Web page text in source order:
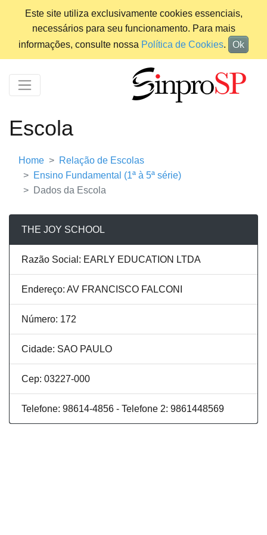
Este site utiliza exclusivamente cookies essenciais,
necessários para seu funcionamento. Para mais
informações, consulte nossa Política de Cookies. Ok
Escola
Home
Relação de Escolas
Ensino Fundamental (1ª à 5ª série)
Dados da Escola
THE JOY SCHOOL
Razão Social: EARLY EDUCATION LTDA
Endereço: AV FRANCISCO FALCONI
Número: 172
Cidade: SAO PAULO
Cep: 03227-000
Telefone: 98614-4856 - Telefone 2: 9861448569